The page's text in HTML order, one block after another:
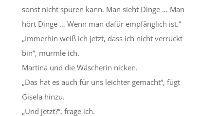
sonst nicht spüren kann. Man sieht Dinge … Man
hört Dinge … Wenn man dafür empfänglich ist.“
„Immerhin weiß ich jetzt, dass ich nicht verrückt
bin“, murmle ich.
Martina und die Wäscherin nicken.
„Das hat es auch für uns leichter gemacht“, fügt
Gisela hinzu.
„Und jetzt?“, frage ich.